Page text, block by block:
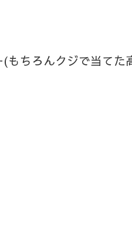
(もちろんクジで当てた